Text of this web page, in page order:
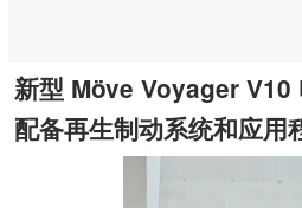
新型 Möve Voyager V10
配备再生制动系统和应用